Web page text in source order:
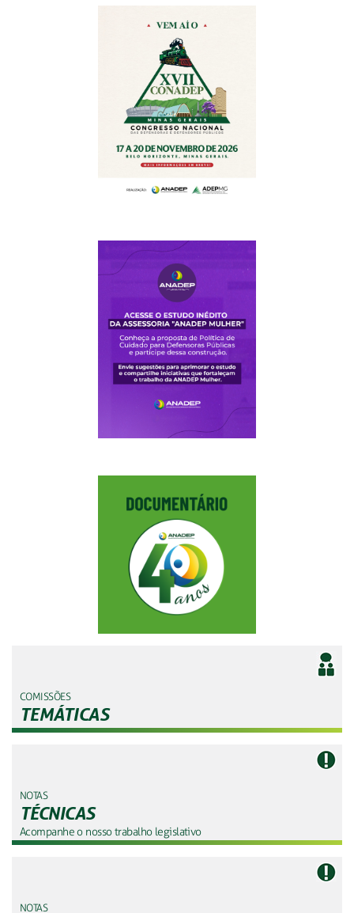
COMISSÕES
TEMÁTICAS
NOTAS
TÉCNICAS
Acompanhe o nosso trabalho legislativo
NOTAS